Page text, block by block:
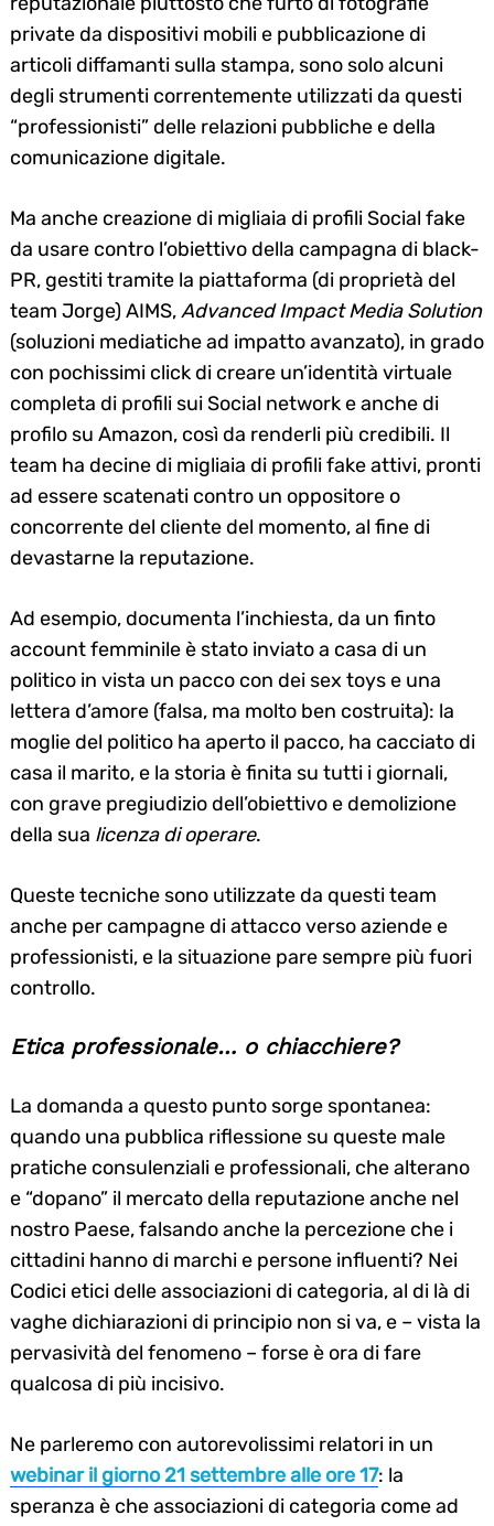
private da dispositivi mobili e pubblicazione di
articoli diffamanti sulla stampa, sono solo alcuni
degli strumenti correntemente utilizzati da questi
“professionisti” delle relazioni pubbliche e della
comunicazione digitale.
Ma anche creazione di migliaia di profili Social fake
da usare contro l’obiettivo della campagna di black-
PR, gestiti tramite la piattaforma (di proprietà del
team Jorge) AIMS,Advanced Impact Media Solution
(soluzioni mediatiche ad impatto avanzato), in grado
con pochissimi click di creare un’identità virtuale
completa di profili sui Social network e anche di
profilo su Amazon, così da renderli più credibili. Il
team ha decine di migliaia di profili fake attivi, pronti
ad essere scatenati contro un oppositore o
concorrente del cliente del momento, al fine di
devastarne la reputazione.
Ad esempio, documenta l’inchiesta, da un finto
account femminile è stato inviato a casa di un
politico in vista un pacco con dei sex toys e una
lettera d’amore (falsa, ma molto ben costruita): la
moglie del politico ha aperto il pacco, ha cacciato di
casa il marito, e la storia è finita su tutti i giornali,
con grave pregiudizio dell’obiettivo e demolizione
della sua licenza di operare.
Queste tecniche sono utilizzate da questi team
anche per campagne di attacco verso aziende e
professionisti, e la situazione pare sempre più fuori
controllo.
Etica professionale… o chiacchiere?
La domanda a questo punto sorge spontanea:
quando una pubblica riflessione su queste male
pratiche consulenziali e professionali, che alterano
e “dopano” il mercato della reputazione anche nel
nostro Paese, falsando anche la percezione che i
cittadini hanno di marchi e persone influenti? Nei
Codici etici delle associazioni di categoria, al di là di
vaghe dichiarazioni di principio non si va, e – vista la
pervasività del fenomeno – forse è ora di fare
qualcosa di più incisivo.
Ne parleremo con autorevolissimi relatori in un
webinar il giorno 21 settembre alle ore 17: la
speranza è che associazioni di categoria come ad